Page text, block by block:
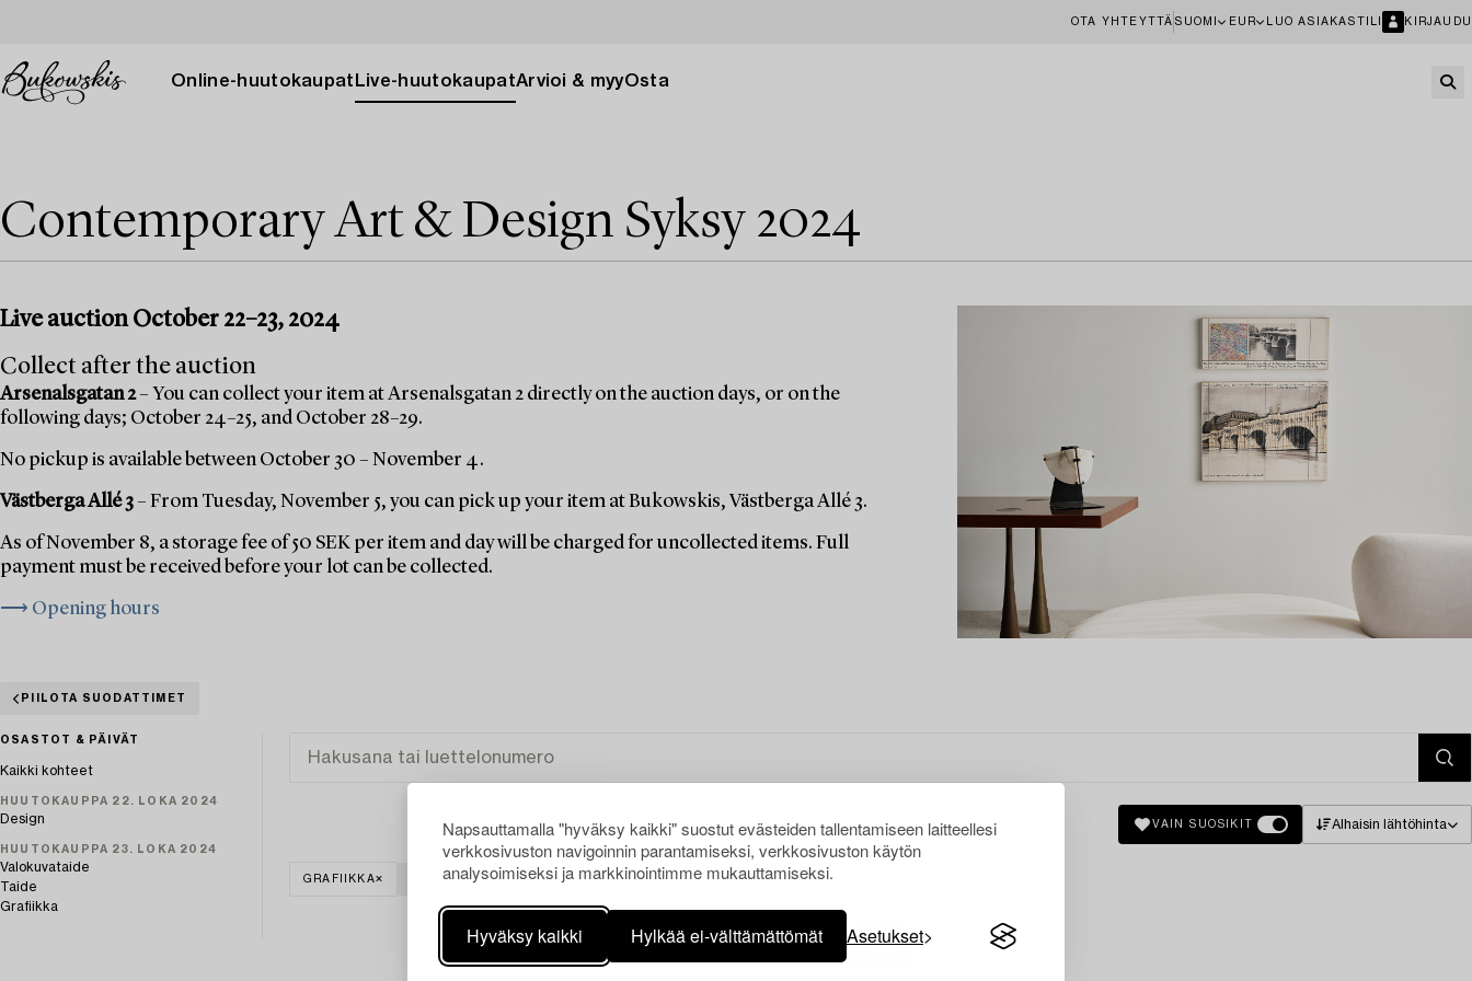
Napsauttamalla "hyväksy kaikki" suostut evästeiden tallentamiseen laitteellesi
verkkosivuston navigoinnin parantamiseksi, verkkosivuston käytön
analysoimiseksi ja markkinointimme mukauttamiseksi.
Hyväksy kaikki Hylkää ei-välttämättömät Asetukset
OTA YHTEYTTÄ SUOMI EUR LUO ASIAKASTILI KIRJAUDU
Online-huutokaupat Live-huutokaupatArvioi & myyOsta
Contemporary Art & Design Syksy 2024
Live auction October 22–23, 2024
Collect after the auction
Arsenalsgatan 2– You can collect your item at Arsenalsgatan 2 directly on the auction days, or on the
following days; October 24–25, and October 28–29.
No pickup is available between October 30 – November 4.
Västberga Allé 3– From Tuesday, November 5, you can pick up your item at Bukowskis, Västberga Allé 3.
As of November 8, a storage fee of 50 SEK per item and day will be charged for uncollected items. Full
payment must be received before your lot can be collected.
⟶ Opening hours
PIILOTA SUODATTIMET
OSASTOT & PÄIVÄT
Kaikki kohteet
HUUTOKAUPPA 22. LOKA 2024
Design
HUUTOKAUPPA 23. LOKA 2024
Valokuvataide
Taide
Grafiikka
VAIN SUOSIKIT Alhaisin lähtöhinta
GRAFIIKKA TYHJENNÄ KAIKKI